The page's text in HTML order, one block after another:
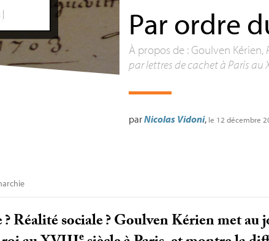
Par ordre
À propos de : Goulven Kérien,
par lettres de cachet à Paris au
parNicolas Vidoni, le 12 décembre
? Réalité sociale? Goulven Kérien met au